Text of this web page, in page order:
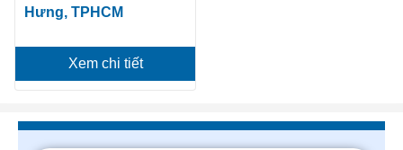
50, Ấp 13, Xã Bình